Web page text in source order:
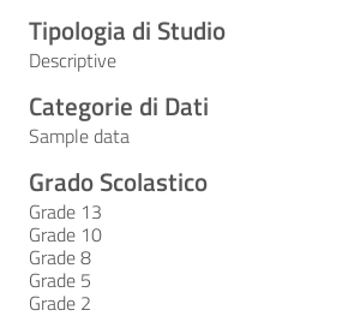
Tipologia di Studio
Descriptive
Categorie di Dati
Sample data
Grado Scolastico
Grade 13
Grade 10
Grade 8
Grade 5
Grade 2